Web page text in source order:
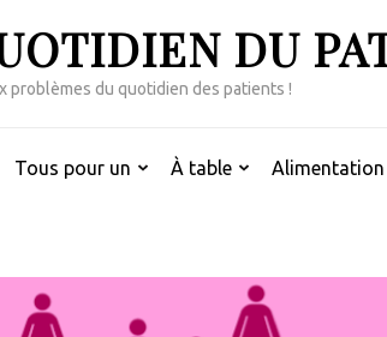
DU
problèmes du quotidien des patients !
Tous pour un À table